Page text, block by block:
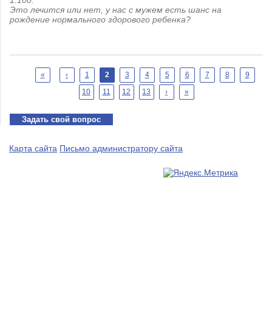
Это лечится или нет, у нас с мужем есть шанс на
рождение нормального здорового ребенка?
Страницы
« ‹ 1 2 3 4 5 6 7 8
9
10
11 12 13 › »
Задать свой вопрос
Карта сайта Письмо администратору сайта